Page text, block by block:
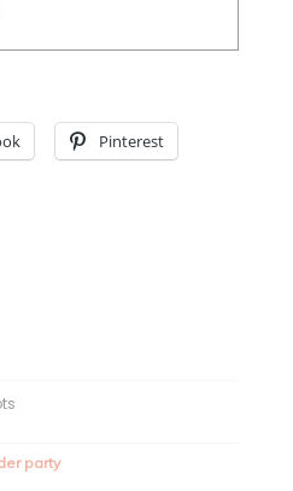
Pinterest
party